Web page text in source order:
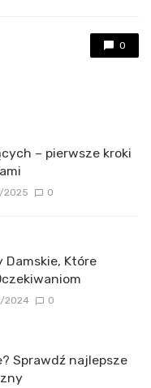
0
– pierwsze kroki
2025 0
Damskie, Które
2024 0
Sprawdź najlepsze